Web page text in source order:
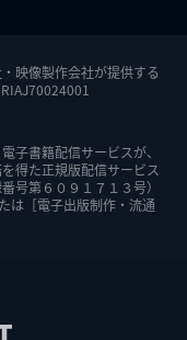
映像製作会社が提供する
子書籍配信サービスが、
得た正規版配信サービス
号第６０９１７１３号）
は［電子出版制作・流通